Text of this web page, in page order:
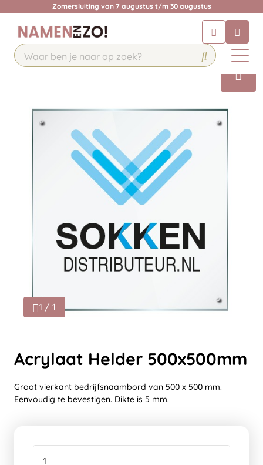
Zomersluiting van 7 augustus t/m 30 augustus
Chat 24/7 met onze chatbot voor
hulp
Contact
1 / 1
Acrylaat Helder 500x500mm
Groot vierkant bedrijfsnaambord van 500 x 500 mm.
Eenvoudig te bevestigen. Dikte is 5 mm.